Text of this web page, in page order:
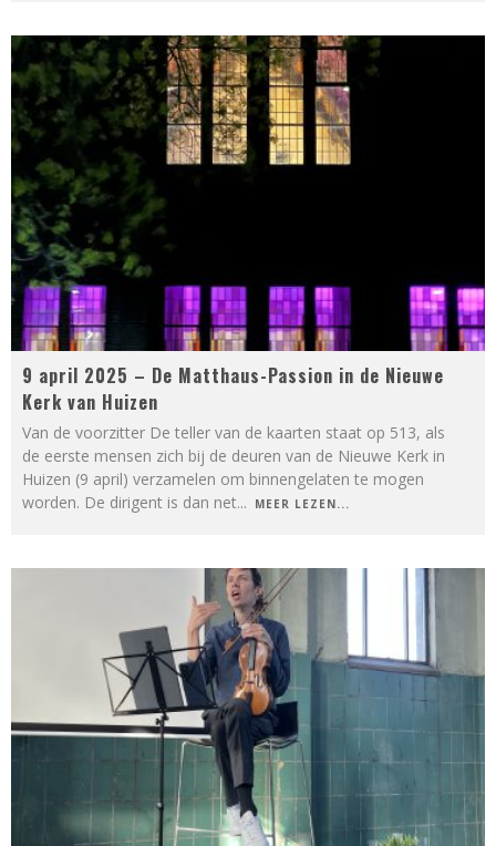
9 april 2025 – De Matthaus-Passion in de Nieuwe
Kerk van Huizen
Van de voorzitter De teller van de kaarten staat op 513, als
de eerste mensen zich bij de deuren van de Nieuwe Kerk in
Huizen (9 april) verzamelen om binnengelaten te mogen
worden. De dirigent is dan net... MEER LEZEN...